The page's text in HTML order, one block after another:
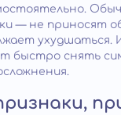
— не приносят
ухудшаться.
быстро снять